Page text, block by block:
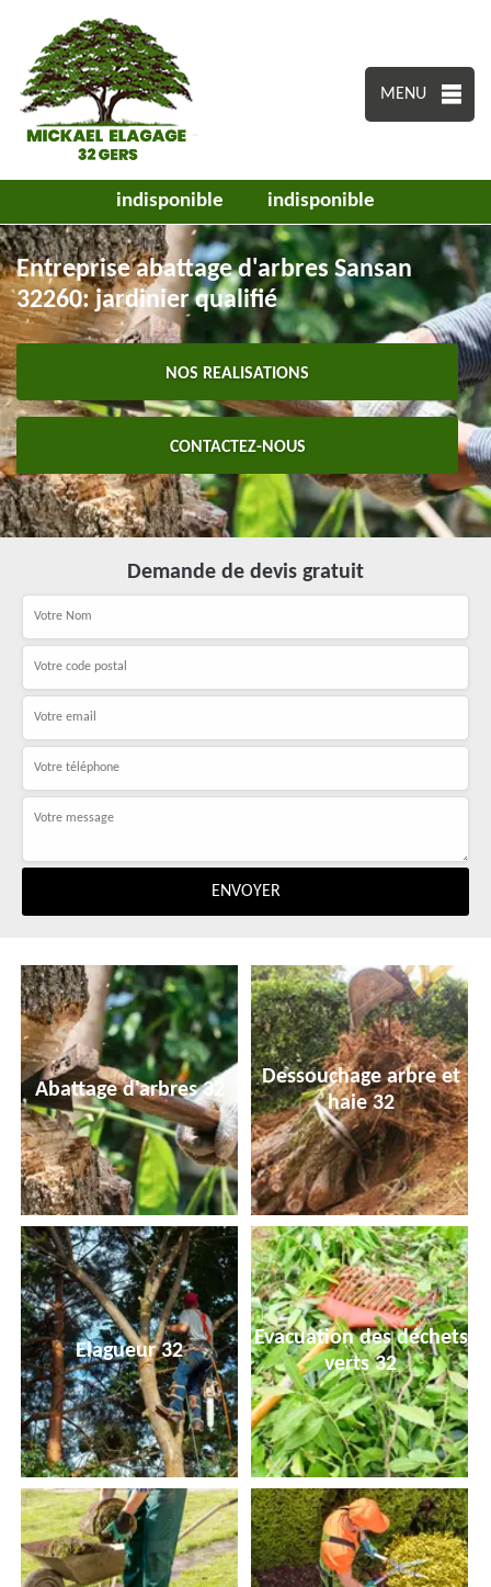
MENU
indisponible indisponible
Entreprise abattage d'arbres Sansan
32260: jardinier qualifié
NOS REALISATIONS
CONTACTEZ-NOUS
Demande de devis gratuit
Abattage d'arbres 32
Dessouchage arbre et
haie 32
Elagueur 32
Evacuation des déchets
verts 32